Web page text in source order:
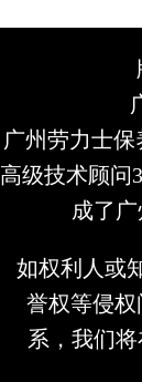
广州劳力士
高级技术顾问
成了
如权利人或
誉权等侵权
系，我们